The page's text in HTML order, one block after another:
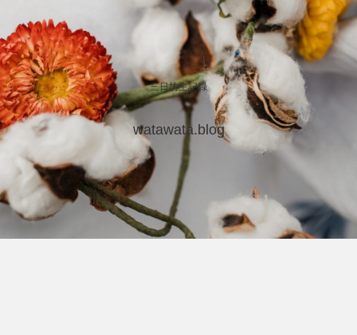
三日坊主記録
watawata.blog